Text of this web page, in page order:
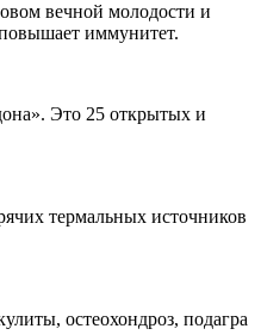
вечной молодости и
иммунитет.
Это 25 открытых и
термальных источников
остеохондроз, подагра